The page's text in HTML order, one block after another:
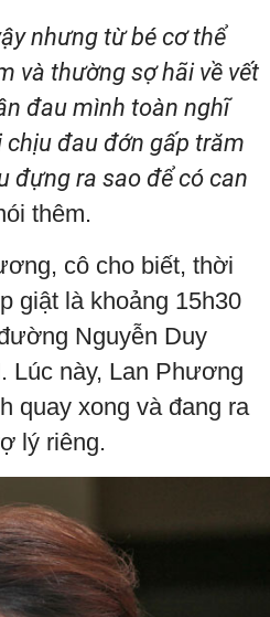
nhưng từ bé cơ thể
và thường sợ hãi về vết
đau mình toàn nghĩ
đau đớn gấp trăm
đựng ra sao để có can
thêm.
cô cho biết, thời
giật là khoảng 15h30
Nguyễn Duy
Lúc này, Lan Phương
quay xong và đang ra
lý riêng.